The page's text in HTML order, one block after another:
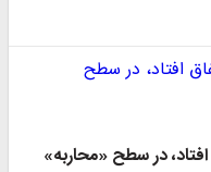
در سطح «محاربه»